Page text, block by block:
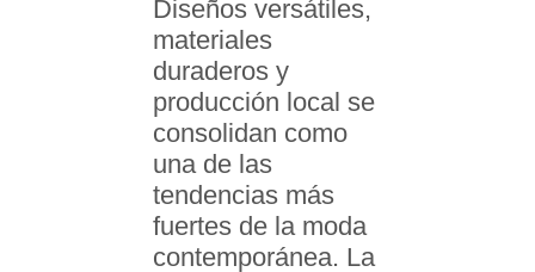
Diseños versátiles,
materiales
duraderos y
producción local se
consolidan como
una de las
tendencias más
fuertes de la moda
contemporánea. La